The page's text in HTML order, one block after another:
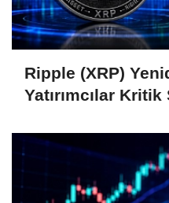
Ripple (XRP)
Yatırımcılar